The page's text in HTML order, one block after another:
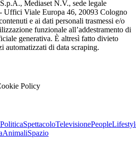
Mediaset N.V., sede legale
Uffici Viale Europa 46, 20093 Cologno
e ai dati personali trasmessi e/o
funzionale all’addestramento di
generativa. È altresì fatto divieto
automatizzati di data scraping.
Policy
PoliticaSpettacoloTelevisionePeople
AnimaliSpazio